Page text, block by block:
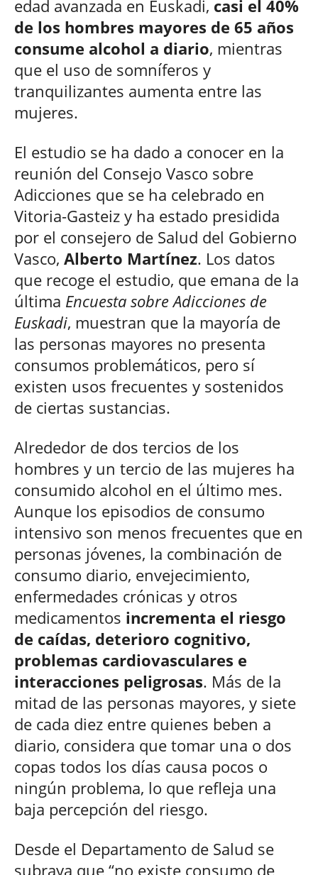
edad avanzada en Euskadi, casi el 40%
de los hombres mayores de 65 años
consume alcohol a diario, mientras
que el uso de somníferos y
tranquilizantes aumenta entre las
mujeres.
El estudio se ha dado a conocer en la
reunión del Consejo Vasco sobre
Adicciones que se ha celebrado en
Vitoria-Gasteiz y ha estado presidida
por el consejero de Salud del Gobierno
Vasco, Alberto Martínez. Los datos
que recoge el estudio, que emana de la
última Encuesta sobre Adicciones de
Euskadi, muestran que la mayoría de
las personas mayores no presenta
consumos problemáticos, pero sí
existen usos frecuentes y sostenidos
de ciertas sustancias.
Alrededor de dos tercios de los
hombres y un tercio de las mujeres ha
consumido alcohol en el último mes.
Aunque los episodios de consumo
intensivo son menos frecuentes que en
personas jóvenes, la combinación de
consumo diario, envejecimiento,
enfermedades crónicas y otros
medicamentos incrementa el riesgo
de caídas, deterioro cognitivo,
problemas cardiovasculares e
interacciones peligrosas. Más de la
mitad de las personas mayores, y siete
de cada diez entre quienes beben a
diario, considera que tomar una o dos
copas todos los días causa pocos o
ningún problema, lo que refleja una
baja percepción del riesgo.​
Desde el Departamento de Salud se
subraya que “no existe consumo de